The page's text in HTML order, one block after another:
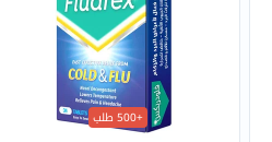
+500 طلب